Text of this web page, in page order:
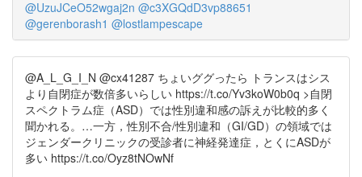
@UzuJCeO52wgaj2n @c3XGQdD3vp88651
@gerenborash1 @lostlampescape
@A_L_G_I_N @cx41287 ちょいググったら トランスはシス
より自閉症が数倍多いらしい https://t.co/Yv3koW0b0q >自閉
スペクトラム症（ASD）では性別違和感の訴えが比較的多く
聞かれる。…一方，性別不合/性別違和（GI/GD）の領域では
ジェンダークリニックの受診者に神経発達症，とくにASDが
多い https://t.co/Oyz8tNOwNf